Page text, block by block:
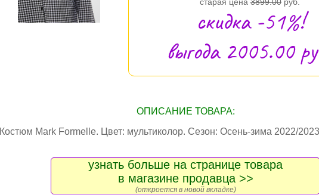
старая цена 3899.00 руб.
скидка -51%!
выгода 2005.00
ОПИСАНИЕ ТОВАРА:
Костюм Mark Formelle. Цвет: мультиколор. Сезон: Осень-зима 2022/
узнать больше на странице товара
в магазине продавца >>
(откроется в новой вкладке)